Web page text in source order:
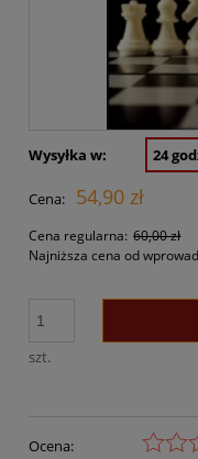
Wysyłka w: 24
Cena: 54,90 zł
Cena regularna: 60,00 zł
Najniższa cena od
szt.
Ocena: